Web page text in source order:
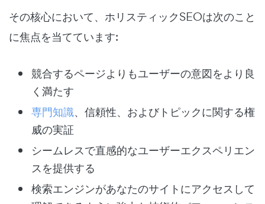
その核心において、ホリスティックSEOは次のこと
に焦点を当てています:
競合するページよりもユーザーの意図をより良
く満たす
専門知識、信頼性、およびトピックに関する権
威の実証
シームレスで直感的なユーザーエクスペリエン
スを提供する
検索エンジンがあなたのサイトにアクセスして